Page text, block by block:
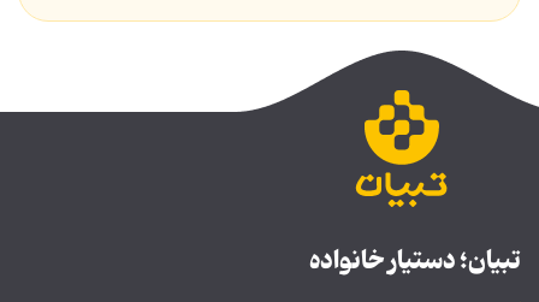
تبیان؛ دستیار خانواده